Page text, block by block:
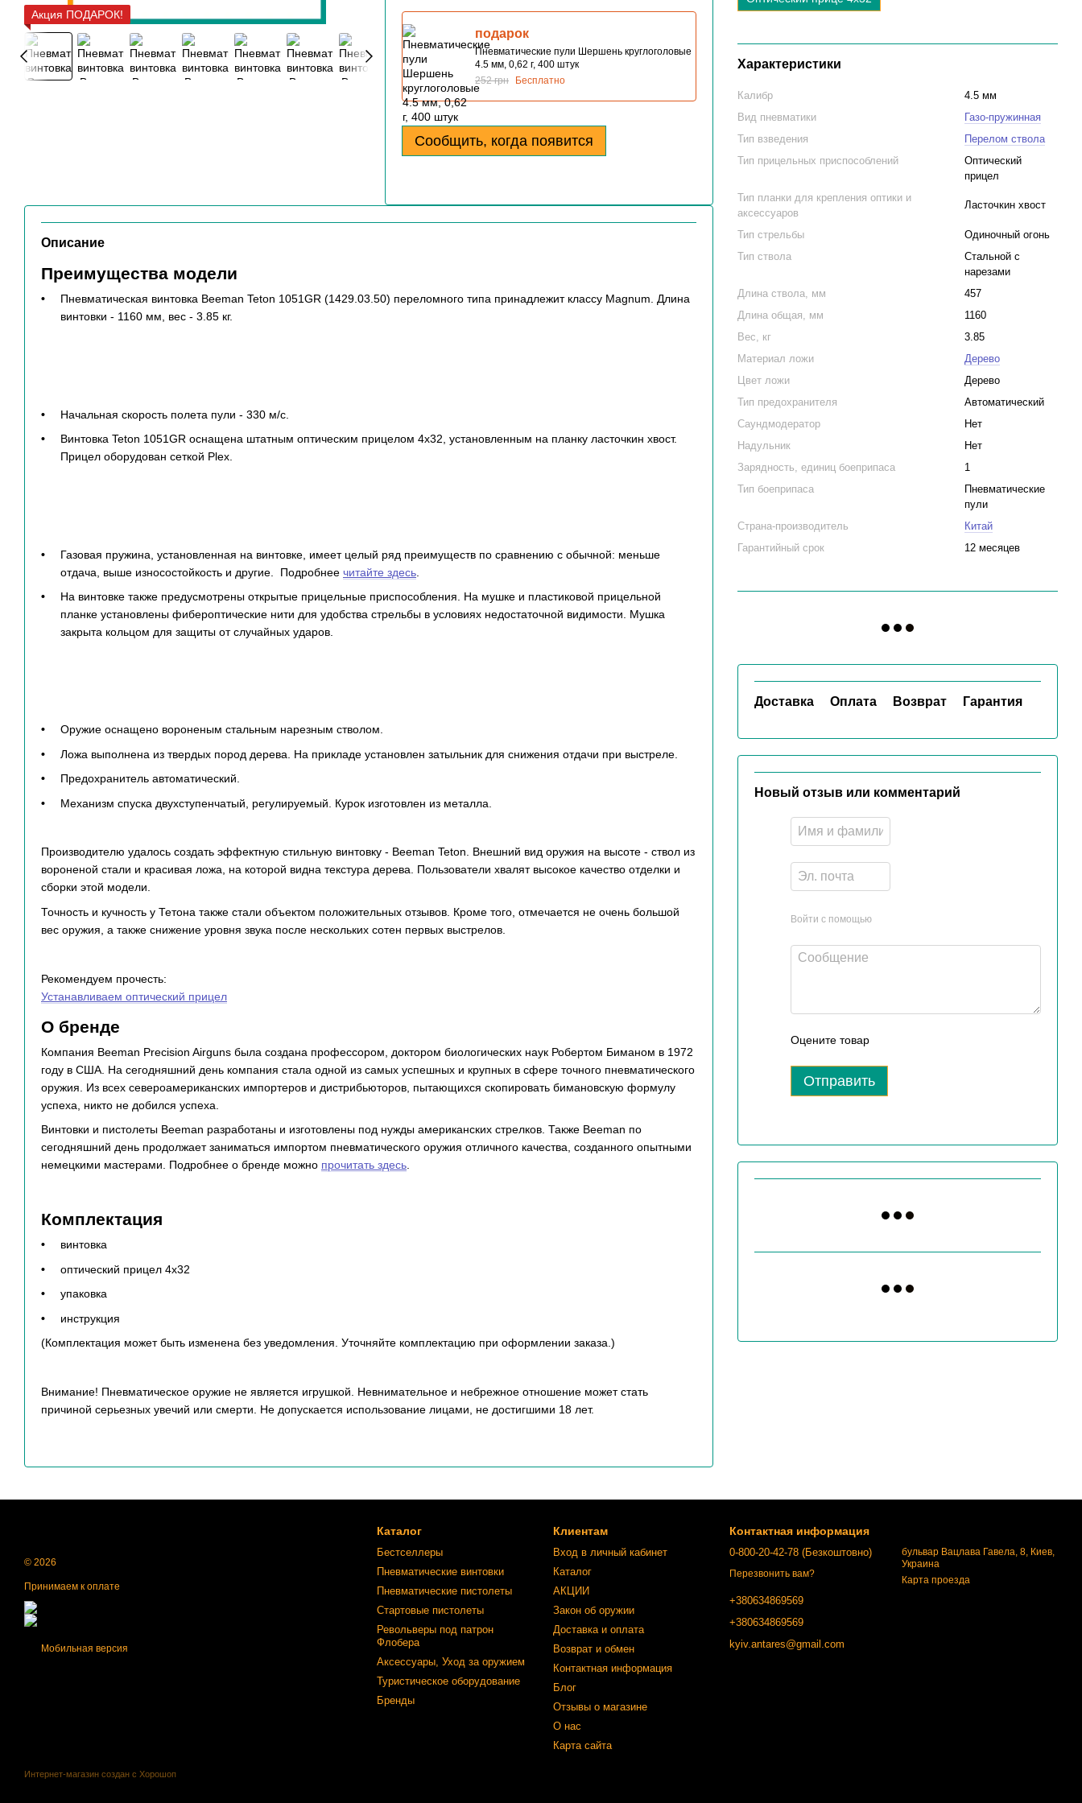
Акция ПОДАРОК!
подарок
Пневматические пули Шершень круглоголовые
4.5 мм, 0,62 г, 400 штук
252 грн
Бесплатно
Сообщить, когда появится
Характеристики
Калибр
4.5 мм
Вид пневматики
Газо-пружинная
Тип взведения
Перелом ствола
Тип прицельных приспособлений
Оптический
прицел
Тип планки для крепления оптики и
аксессуаров
Ласточкин хвост
Тип стрельбы
Одиночный огонь
Тип ствола
Стальной с
нарезами
Длина ствола, мм
457
Длина общая, мм
1160
Вес, кг
3.85
Материал ложи
Дерево
Цвет ложи
Дерево
Тип предохранителя
Автоматический
Саундмодератор
Нет
Надульник
Нет
Зарядность, единиц боеприпаса
1
Тип боеприпаса
Пневматические
пули
Страна-производитель
Китай
Гарантийный срок
12 месяцев
Доставка Оплата Возврат Гарантия
Новый отзыв или комментарий
Войти с помощью
Оцените товар
Отправить
Описание
Преимущества модели
Пневматическая винтовка Beeman Teton 1051GR (1429.03.50) переломного типа принадлежит классу Magnum. Длина
винтовки - 1160 мм, вес - 3.85 кг.
Начальная скорость полета пули - 330 м/с.
Винтовка Teton 1051GR оснащена штатным оптическим прицелом 4х32, установленным на планку ласточкин хвост.
Прицел оборудован сеткой Plex.
Газовая пружина, установленная на винтовке, имеет целый ряд преимуществ по сравнению с обычной: меньше
отдача, выше износостойкость и другие. Подробнее читайте здесь
На винтовке также предусмотрены открытые прицельные приспособления. На мушке и пластиковой прицельной
планке установлены фибероптические нити для удобства стрельбы в условиях недостаточной видимости. Мушка
закрыта кольцом для защиты от случайных ударов.
Оружие оснащено вороненым стальным нарезным стволом.
Ложа выполнена из твердых пород дерева. На прикладе установлен затыльник для снижения отдачи при выстреле.
Предохранитель автоматический.
Механизм спуска двухступенчатый, регулируемый. Курок изготовлен из металла.
Производителю удалось создать эффектную стильную винтовку - Beeman Teton. Внешний вид оружия на высоте - ствол из
вороненой стали и красивая ложа, на которой видна текстура дерева. Пользователи хвалят высокое качество отделки и
сборки этой модели.
Точность и кучность у Тетона также стали объектом положительных отзывов. Кроме того, отмечается не очень большой
вес оружия, а также снижение уровня звука после нескольких сотен первых выстрелов.
Рекомендуем прочесть:
Устанавливаем оптический прицел
О бренде
Компания Beeman Precision Airguns была создана профессором, доктором биологических наук Робертом Биманом в 1972
году в США. На сегодняшний день компания стала одной из самых успешных и крупных в сфере точного пневматического
оружия. Из всех североамериканских импортеров и дистрибьюторов, пытающихся скопировать бимановскую формулу
успеха, никто не добился успеха.
Винтовки и пистолеты Beeman разработаны и изготовлены под нужды американских стрелков. Также Beeman по
сегодняшний день продолжает заниматься импортом пневматического оружия отличного качества, созданного опытными
немецкими мастерами. Подробнее о бренде можно прочитать здесь
Комплектация
винтовка
оптический прицел 4х32
упаковка
инструкция
(Комплектация может быть изменена без уведомления. Уточняйте комплектацию при оформлении заказа.)
Внимание! Пневматическое оружие не является игрушкой. Невнимательное и небрежное отношение может стать
причиной серьезных увечий или смерти. Не допускается использование лицами, не достигшими 18 лет.
© 2026
Принимаем к оплате
Мобильная версия
Интернет-магазин создан с Хорошоп
Каталог
Бестселлеры
Пневматические винтовки
Пневматические пистолеты
Стартовые пистолеты
Револьверы под патрон
Флобера
Аксессуары, Уход за оружием
Туристическое оборудование
Бренды
Клиентам
Вход в личный кабинет
Каталог
АКЦИИ
Закон об оружии
Доставка и оплата
Возврат и обмен
Контактная информация
Блог
Отзывы о магазине
О нас
Карта сайта
Контактная информация
0-800-20-42-78 (Безкоштовно)
Перезвонить вам?
+380634869569
+380634869569
kyiv.antares@gmail.com
бульвар Вацлава Гавела, 8, Киев,
Украина
Карта проезда